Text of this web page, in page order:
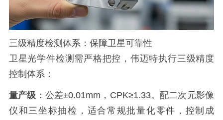
三级精度检测体系：保障卫星可靠性
卫星光学件检测需严格把控，伟迈特执行三级精度
控制体系：
量产级 ：公差±0.01mm，CPK≥1.33。配二次元影像
仪和三坐标抽检，适合常规批量化零件，控制成